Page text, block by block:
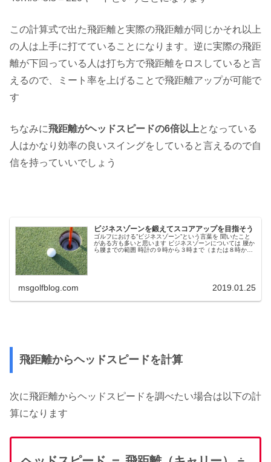
この計算式で出た飛距離と実際の飛距離が同じかそれ以上
の人は上手に打てていることになります。逆に実際の飛距
離が下回っている人は打ち方で飛距離をロスしていると言
えるので、ミート率を上げることで飛距離アップが可能で
す
ちなみに飛距離がヘッドスピードの6倍以上となっている
人はかなり効率の良いスイングをしていると言えるので自
信を持っていいでしょう
ビジネスゾーンを鍛えてスコアアップを目指そう
ゴルフにおける”ビジネスゾーン”という言葉を 聞いたこと
がある方も多いと思います ビジネスゾーンについては 腰か
ら腰までの範囲 時計の９時から３時まで（または８時から
msgolfblog.com 2019.01.25
飛距離からヘッドスピードを計算
次に飛距離からヘッドスピードを調べたい場合は以下の計
算になります